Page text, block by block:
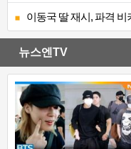
이동국 딸 재시, 파격
뉴스엔TV